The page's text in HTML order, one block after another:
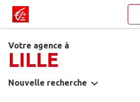
Votre agence à
LILLE
Nouvelle recherche